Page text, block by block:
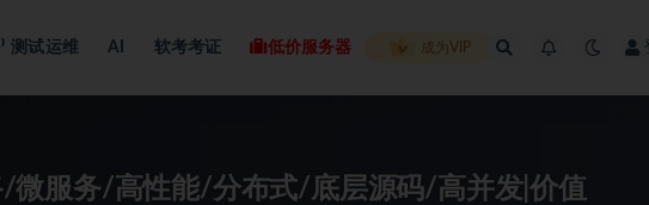
测试运维 AI 软考考证 低价服务器 成为VIP
/微服务/高性能/分布式/底层源码/高并发|价值